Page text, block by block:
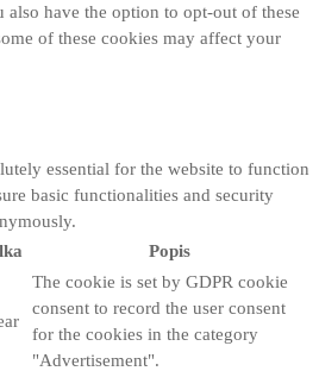
have the option to opt-out of these
of these cookies may affect your
essential for the website to function
basic functionalities and security
Popis
The cookie is set by GDPR cookie
consent to record the user consent
for the cookies in the category
"Advertisement".